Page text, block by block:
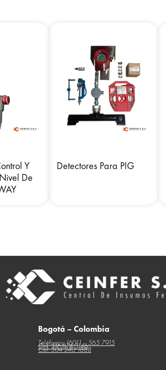
Y
De
Detectores Para PIG
Bogotá – Colombia
Teléfonos: (601) – 565 7915
Cel: 316 874 3146
Cel: 304 240 1888